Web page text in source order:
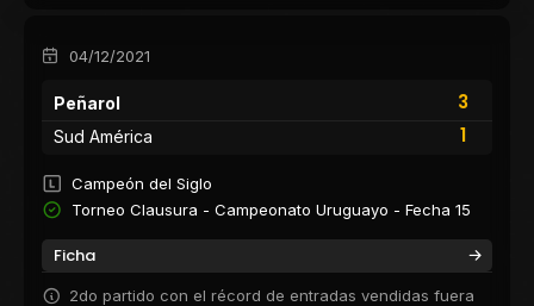
04/12/2021
Peñarol
3
1
Sud América
Campeón del Siglo
Torneo Clausura - Campeonato Uruguayo - Fecha 15
Ficha
2do partido con el récord de entradas vendidas fuera